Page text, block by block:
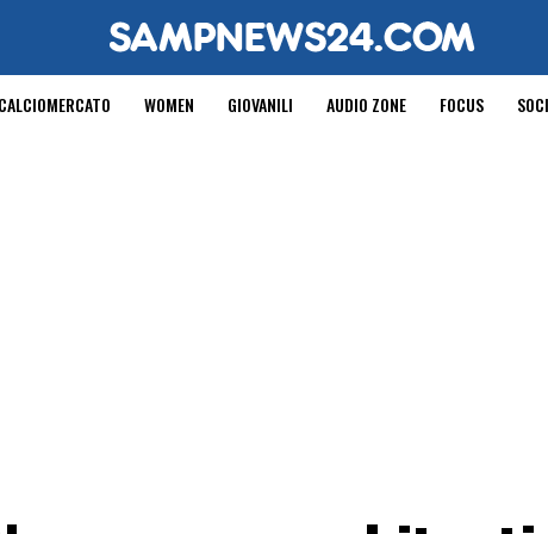
CALCIOMERCATO WOMEN GIOVANILI AUDIO ZONE FOCUS